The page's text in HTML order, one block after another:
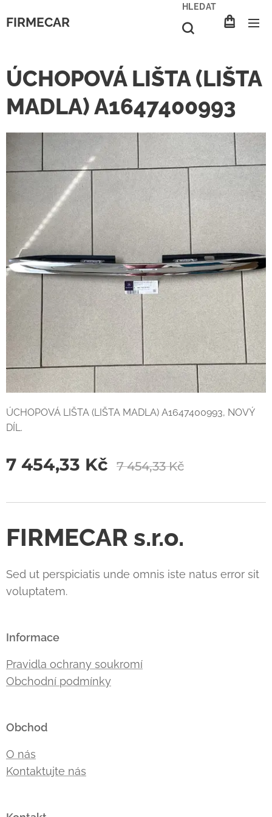
FIRMECAR
HLEDAT
ÚCHOPOVÁ LIŠTA (LIŠTA
MADLA) A1647400993
ÚCHOPOVÁ LIŠTA (LIŠTA MADLA) A1647400993, NOVÝ
DÍL.
7 454,33 Kč 7 454,33Kč
FIRMECAR s.r.o.
Sed ut perspiciatis unde omnis iste natus error sit
voluptatem.
Informace
Pravidla ochrany soukromí
Obchodní podmínky
Obchod
O nás
Kontaktujte nás